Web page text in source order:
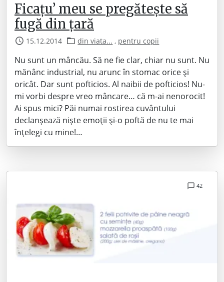
Ficațu’ meu se pregătește să
fugă din țară
15.12.2014 din viata... , pentru copii
Nu sunt un mâncău. Să ne fie clar, chiar nu sunt. Nu
mănânc industrial, nu arunc în stomac orice și
oricât. Dar sunt pofticios. Al naibii de pofticios! Nu-
mi vorbi despre vreo mâncare… că m-ai nenorocit!
Ai spus mici? Păi numai rostirea cuvântului
declanșează niște emoții și-o poftă de nu te mai
înțelegi cu mine!…
42